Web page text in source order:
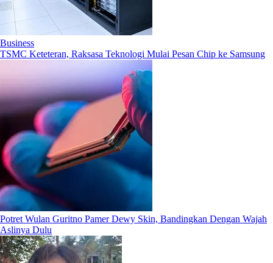
Business
TSMC Keteteran, Raksasa Teknologi Mulai Pesan Chip ke Samsung
Potret Wulan Guritno Pamer Dewy Skin, Bandingkan Dengan Wajah
Aslinya Dulu